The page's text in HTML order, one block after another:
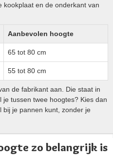
kookplaat en de onderkant van
Aanbevolen hoogte
65 tot 80 cm
55 tot 80 cm
de fabrikant aan. Die staat in
tussen twee hoogtes? Kies dan
je pannen kunt, zonder je
zo belangrijk is